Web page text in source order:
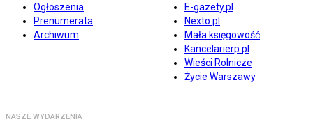
Ogłoszenia
Prenumerata
Archiwum
E-gazety.pl
Nexto.pl
Mała księgowość
Kancelarierp.pl
Wieści Rolnicze
Życie Warszawy
NASZE WYDARZENIA